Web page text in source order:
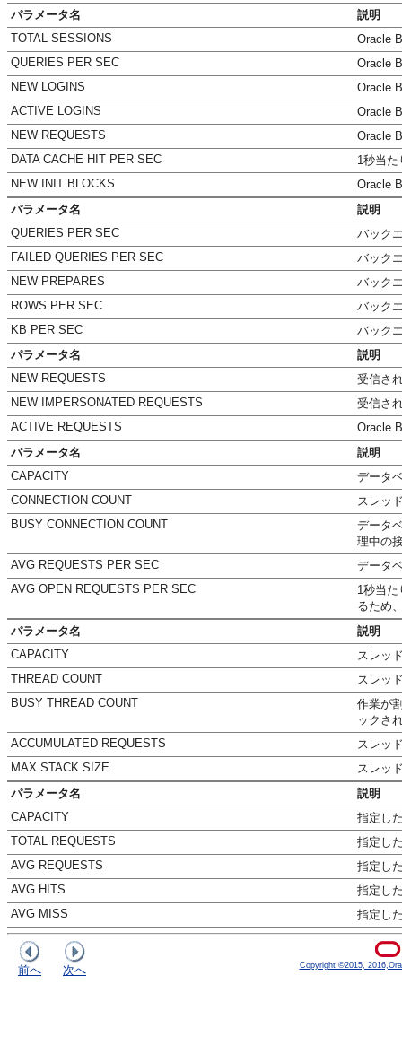
パラメータ名
説明
TOTAL SESSIONS
Oracle
QUERIES PER SEC
Oracle
NEW LOGINS
Oracle
ACTIVE LOGINS
Oracle
NEW REQUESTS
Oracle
DATA CACHE HIT PER SEC
1秒当
NEW INIT BLOCKS
Oracle
パラメータ名
説明
QUERIES PER SEC
バック
FAILED QUERIES PER SEC
バック
NEW PREPARES
バック
ROWS PER SEC
バック
KB PER SEC
バック
パラメータ名
説明
NEW REQUESTS
受信さ
NEW IMPERSONATED REQUESTS
受信さ
ACTIVE REQUESTS
Oracle
パラメータ名
説明
CAPACITY
データ
CONNECTION COUNT
スレッ
BUSY CONNECTION COUNT
データ
理中の
AVG REQUESTS PER SEC
データ
AVG OPEN REQUESTS PER SEC
1秒当
るため
パラメータ名
説明
CAPACITY
スレッ
THREAD COUNT
スレッ
BUSY THREAD COUNT
作業が
ックさ
ACCUMULATED REQUESTS
スレッ
MAX STACK SIZE
スレッ
パラメータ名
説明
CAPACITY
指定し
TOTAL REQUESTS
指定し
AVG REQUESTS
指定し
AVG HITS
指定し
AVG MISS
指定し
前へ 次へ Copyright ©2015,